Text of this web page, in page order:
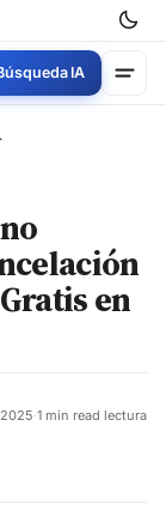
IA
en Bogotá
en
·1 min read lectura